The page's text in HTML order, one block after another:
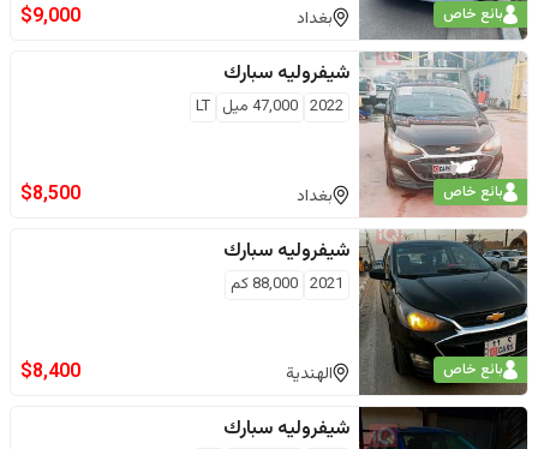
بائع خاص بغداد $9,000
بائع خاص
شيفروليه سبارك
2022
47,000 ميل LT
بغداد $8,500
بائع خاص
شيفروليه سبارك
2021
88,000كم
الهندية $8,400
شيفروليه سبارك